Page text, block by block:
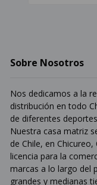
Sobre Nosotros
Nos dedicamos a la
distribución en todo
de diferentes
Nuestra casa matriz
de Chile, en
licencia para la
marcas a lo largo del
grandes y medianas